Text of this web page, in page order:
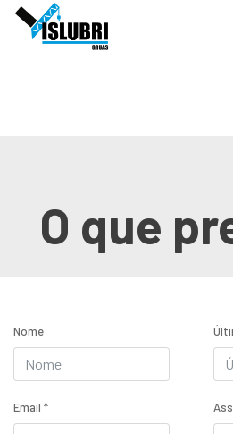
O que
Nome
Email *